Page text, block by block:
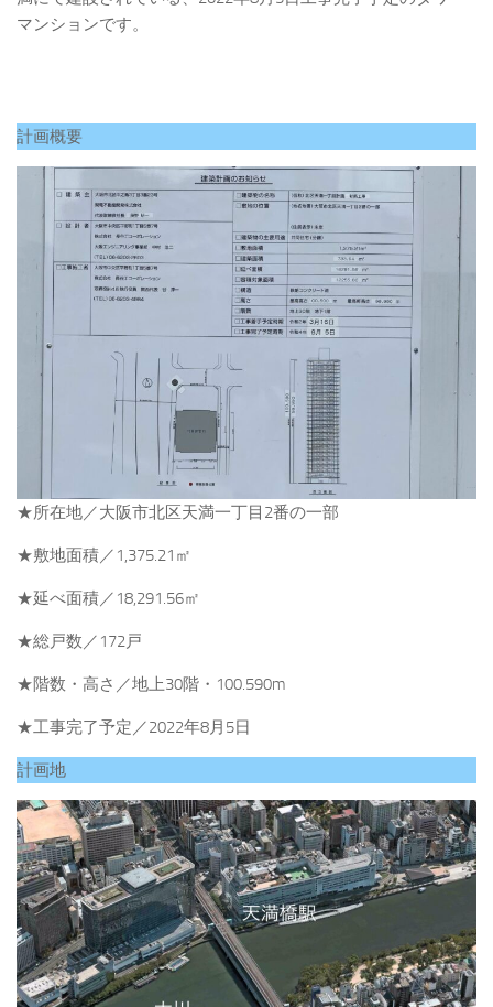
マンションです。
計画概要
★所在地／大阪市北区天満一丁目2番の一部
★敷地面積／1,375.21㎡
★延べ面積／18,291.56㎡
★総戸数／172戸
★階数・高さ／地上30階・100.590m
★工事完了予定／2022年8月5日
計画地